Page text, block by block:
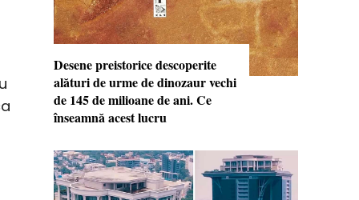
Desene preistorice descoperite
alături de urme de dinozaur vechi
de 145 de milioane de ani. Ce
înseamnă acest lucru